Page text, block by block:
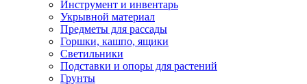
Инструмент и инвентарь
Укрывной материал
Предметы для рассады
Горшки, кашпо, ящики
Светильники
Подставки и опоры для растений
Грунты